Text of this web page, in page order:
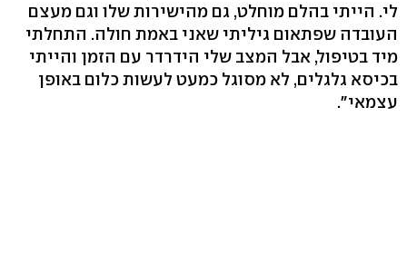
לי. הייתי בהלם מוחלט, גם מהישירות שלו וגם מעצם
העובדה שפתאום גיליתי שאני באמת חולה. התחלתי
מיד בטיפול, אבל המצב שלי הידרדר עם הזמן והייתי
בכיסא גלגלים, לא מסוגל כמעט לעשות כלום באופן
עצמאי".